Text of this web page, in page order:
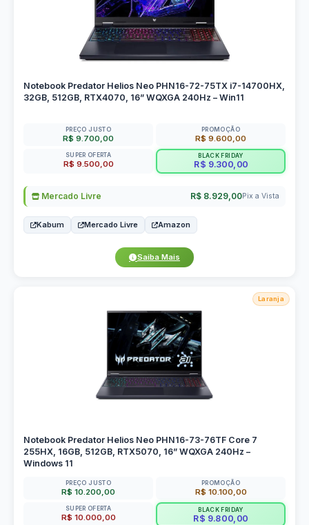
Notebook Predator Helios Neo PHN16-72-75TX i7-14700HX,
32GB, 512GB, RTX4070, 16” WQXGA 240Hz – Win11
PREÇO JUSTO
R$ 9.700,00
PROMOÇÃO
R$ 9.600,00
SUPER OFERTA
R$ 9.500,00
BLACK FRIDAY
R$ 9.300,00
Mercado Livre R$ 8.929,00Pix a Vista
Kabum Mercado Livre Amazon
Saiba Mais
Laranja
Notebook Predator Helios Neo PHN16-73-76TF Core 7
255HX, 16GB, 512GB, RTX5070, 16” WQXGA 240Hz –
Windows 11
PREÇO JUSTO
R$ 10.200,00
PROMOÇÃO
R$ 10.100,00
SUPER OFERTA
R$ 10.000,00
BLACK FRIDAY
R$ 9.800,00